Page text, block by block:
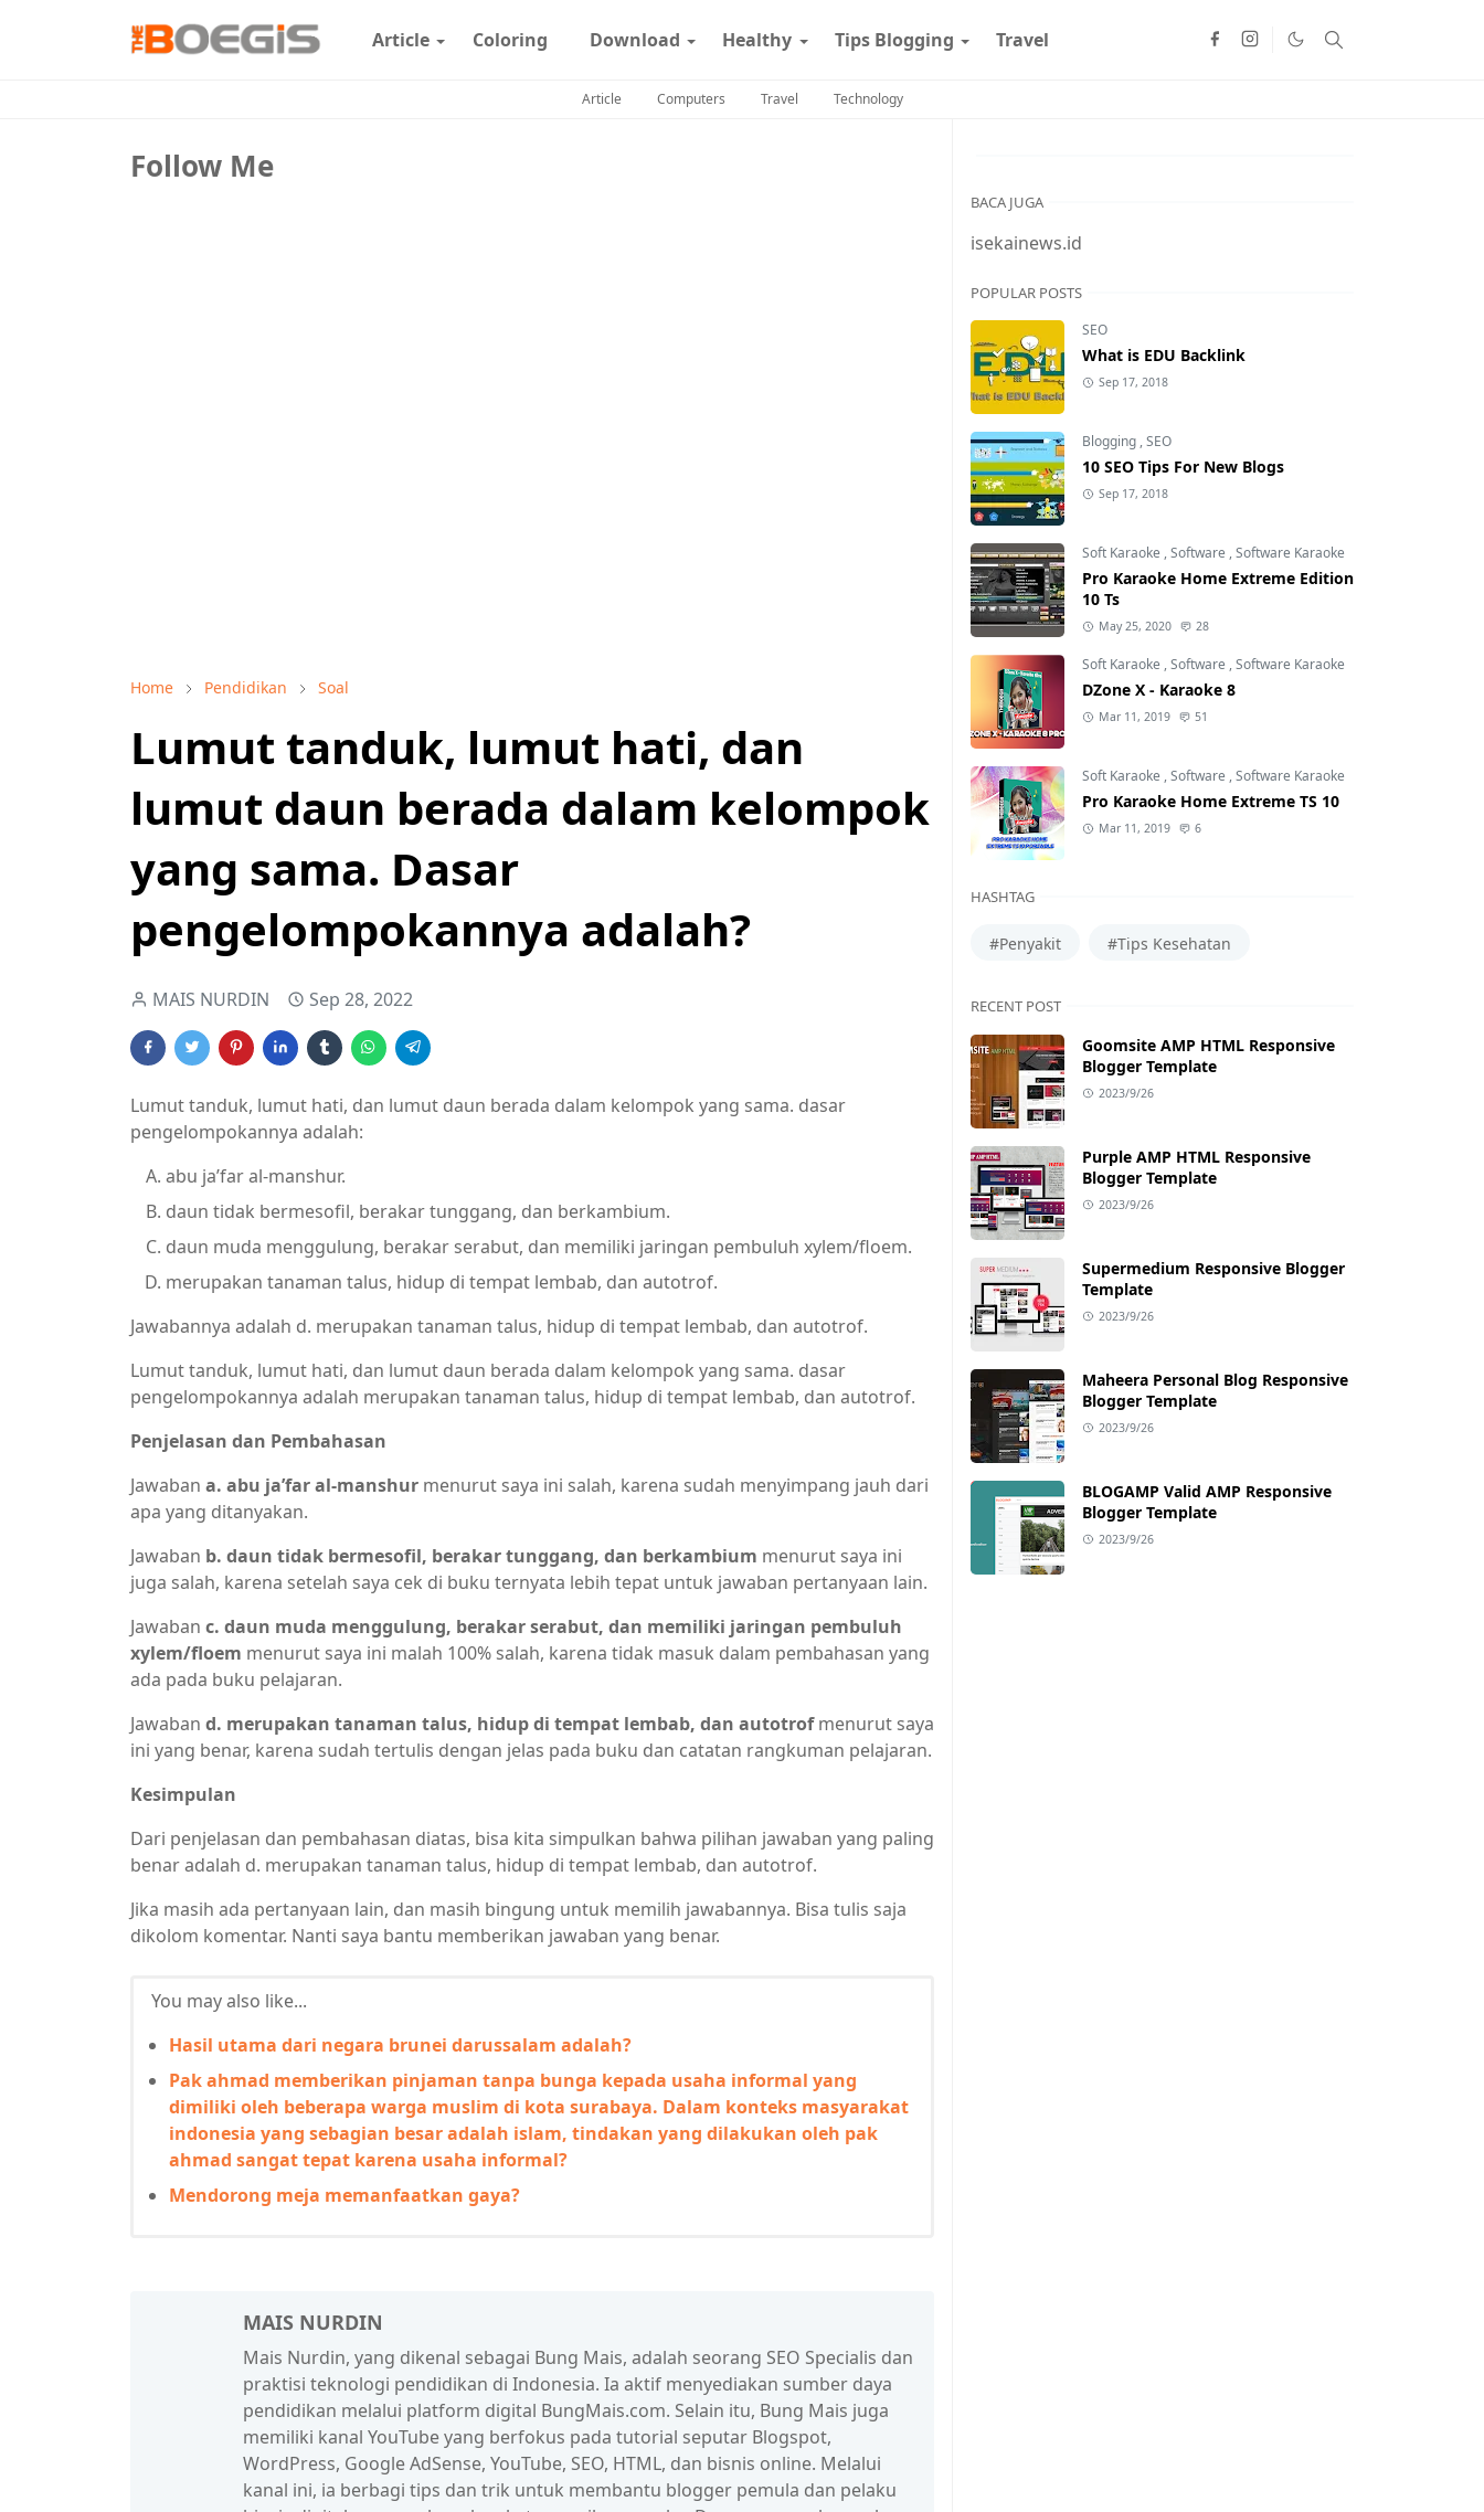
Article Coloring Download Healthy Tips Blogging Travel
Article Computers Travel Technology
Follow Me
Home Pendidikan Soal
Lumut tanduk, lumut hati, dan
lumut daun berada dalam kelompok
yang sama. Dasar
pengelompokannya adalah?
MAIS NURDIN Sep 28, 2022
Lumut tanduk, lumut hati, dan lumut daun berada dalam kelompok yang sama. dasar
pengelompokannya adalah:
abu ja’far al-manshur.
daun tidak bermesofil, berakar tunggang, dan berkambium.
daun muda menggulung, berakar serabut, dan memiliki jaringan pembuluh xylem/floem.
merupakan tanaman talus, hidup di tempat lembab, dan autotrof.
Jawabannya adalah d. merupakan tanaman talus, hidup di tempat lembab, dan autotrof.
Lumut tanduk, lumut hati, dan lumut daun berada dalam kelompok yang sama. dasar
pengelompokannya adalah merupakan tanaman talus, hidup di tempat lembab, dan autotrof.
Penjelasan dan Pembahasan
Jawaban a. abu ja’far al-manshur menurut saya ini salah, karena sudah menyimpang jauh dari
apa yang ditanyakan.
Jawaban b. daun tidak bermesofil, berakar tunggang, dan berkambium menurut saya ini
juga salah, karena setelah saya cek di buku ternyata lebih tepat untuk jawaban pertanyaan lain.
Jawaban c. daun muda menggulung, berakar serabut, dan memiliki jaringan pembuluh
xylem/floem menurut saya ini malah 100% salah, karena tidak masuk dalam pembahasan yang
ada pada buku pelajaran.
Jawaban d. merupakan tanaman talus, hidup di tempat lembab, dan autotrofmenurut saya
ini yang benar, karena sudah tertulis dengan jelas pada buku dan catatan rangkuman pelajaran.
Kesimpulan
Dari penjelasan dan pembahasan diatas, bisa kita simpulkan bahwa pilihan jawaban yang paling
benar adalah d. merupakan tanaman talus, hidup di tempat lembab, dan autotrof.
Jika masih ada pertanyaan lain, dan masih bingung untuk memilih jawabannya. Bisa tulis saja
dikolom komentar. Nanti saya bantu memberikan jawaban yang benar.
You may also like...
Hasil utama dari negara brunei darussalam adalah?
Pak ahmad memberikan pinjaman tanpa bunga kepada usaha informal yang
dimiliki oleh beberapa warga muslim di kota surabaya. Dalam konteks masyarakat
indonesia yang sebagian besar adalah islam, tindakan yang dilakukan oleh pak
ahmad sangat tepat karena usaha informal?
Mendorong meja memanfaatkan gaya?
MAIS NURDIN
Mais Nurdin, yang dikenal sebagai Bung Mais, adalah seorang SEO Specialis dan
praktisi teknologi pendidikan di Indonesia. Ia aktif menyediakan sumber daya
pendidikan melalui platform digital BungMais.com. Selain itu, Bung Mais juga
memiliki kanal YouTube yang berfokus pada tutorial seputar Blogspot,
WordPress, Google AdSense, YouTube, SEO, HTML, dan bisnis online. Melalui
kanal ini, ia berbagi tips dan trik untuk membantu blogger pemula dan pelaku
BACA JUGA
isekainews.id
POPULAR POSTS
SEO
What is EDU Backlink
Sep 17, 2018
Blogging ,SEO
10 SEO Tips For New Blogs
Sep 17, 2018
Soft Karaoke ,Software ,Software Karaoke
Pro Karaoke Home Extreme Edition
10 Ts
May 25, 2020 28
Soft Karaoke ,Software ,Software Karaoke
DZone X - Karaoke 8
Mar 11, 2019 51
Soft Karaoke ,Software ,Software Karaoke
Pro Karaoke Home Extreme TS 10
Mar 11, 2019 6
HASHTAG
#Penyakit #Tips Kesehatan
RECENT POST
Goomsite AMP HTML Responsive
Blogger Template
2023/9/26
Purple AMP HTML Responsive
Blogger Template
2023/9/26
Supermedium Responsive Blogger
Template
2023/9/26
Maheera Personal Blog Responsive
Blogger Template
2023/9/26
BLOGAMP Valid AMP Responsive
Blogger Template
2023/9/26